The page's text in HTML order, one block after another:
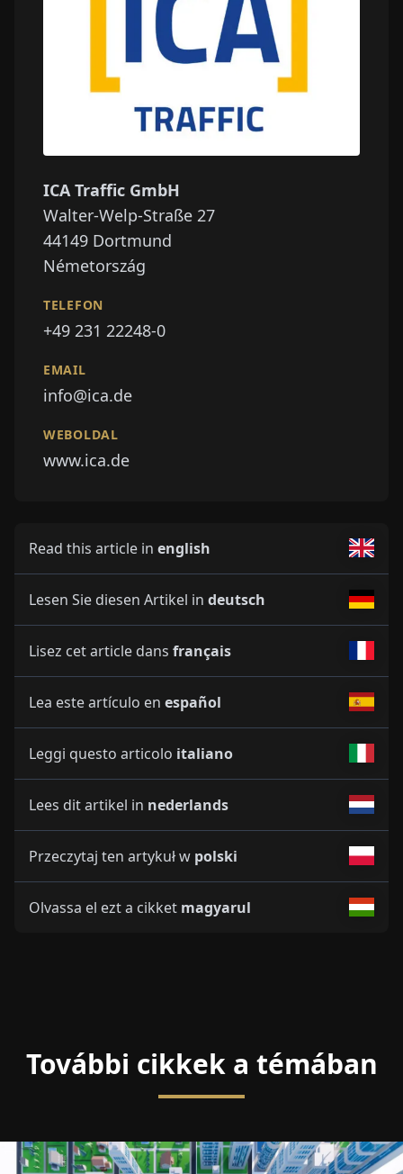
ICA Traffic GmbH
Walter-Welp-Straße 27
44149 Dortmund
Németország
TELEFON
+49 231 22248-0
EMAIL
info@ica.de
WEBOLDAL
www.ica.de
Read this article in english
Lesen Sie diesen Artikel in deutsch
Lisez cet article dans français
Lea este artículo en español
Leggi questo articolo italiano
Lees dit artikel in nederlands
Przeczytaj ten artykuł w polski
Olvassa el ezt a cikket magyarul
További cikkek a témában